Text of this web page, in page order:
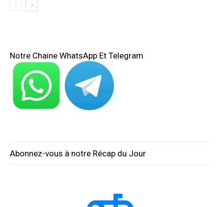
Notre Chaine WhatsApp Et Telegram
Abonnez-vous à notre Récap du Jour